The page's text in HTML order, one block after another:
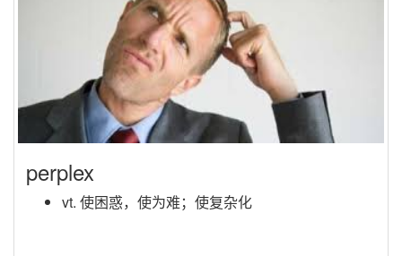
perplex
vt. 使困惑，使为难；使复杂化